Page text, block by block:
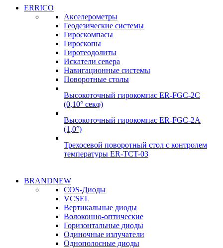
ADClab
Подробнее
ADClab
Подробнее
ERRICO
Акселерометры
Геодезические системы
Гироскомпасы
Гироскопы
Гиротеодолиты
Искатели севера
Навигационные системы
Поворотные столы
Высокоточный гирокомпас ER-FGC-2C
(0,10° секφ)
Высокоточный гирокомпас ER-FGC-2A
(1,0°)
Трехосевой поворотный стол с контролем
температуры ER-TCT-03
Гироскопы
Подробнее
Надежные поставки
Гироскопы
Подробнее
BRANDNEW
COS-Диоды
VCSEL
Вертикальные диоды
Волоконно-оптические
Горизонтальные диоды
Одиночные излучатели
Однополосные диоды